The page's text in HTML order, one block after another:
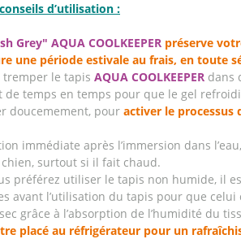
d’utilisation :
Grey" AQUA COOLKEEPER préserve
une période estivale au frais, en toute
le tapis AQUA COOLKEEPER dans
de temps en temps pour que le gel
doucemement, pour activer le processus
immédiate après l’immersion dans
surtout si il fait chaud.
préférez utiliser le tapis non humide, il
avant l’utilisation du tapis pour que
grâce à l’absorption de l’humidité du
placé au réfrigérateur pour un